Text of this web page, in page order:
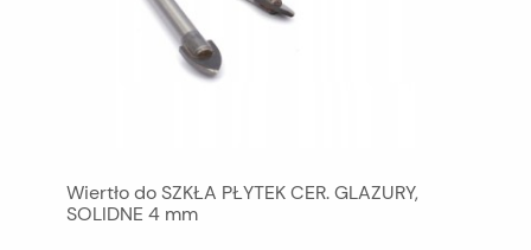
Wiertło do SZKŁA PŁYTEK CER. GLAZURY,
SOLIDNE 4 mm